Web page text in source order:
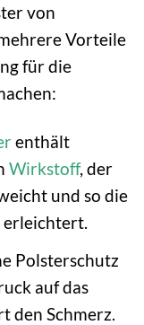
von
Vorteile
für die
enthält
Wirkstoff, der
und so die
erleichtert.
Polsterschutz
auf das
den Schmerz.